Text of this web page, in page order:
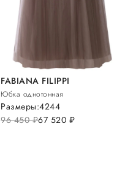
FABIANA FILIPPI
Юбка однотонная
96 450руб.67 520 руб.
Размеры:4244